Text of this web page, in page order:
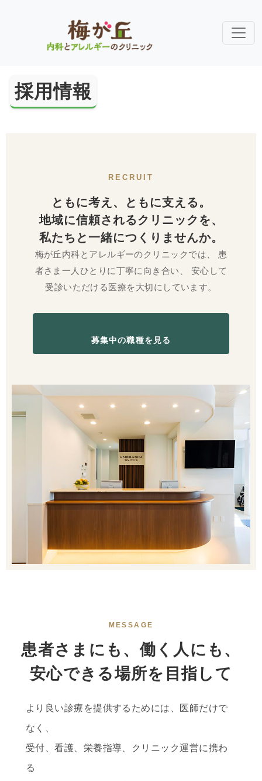
採用情報
RECRUIT
ともに考え、ともに支える。
地域に信頼されるクリニックを、
私たちと一緒につくりませんか。
梅が丘内科とアレルギーのクリニックでは、
患
者さま一人ひとりに丁寧に向き合い、
安心して
受診いただける医療を大切にしています。
募集中の職種を見る
MESSAGE
患者さまにも、働く人にも、
安心できる場所を目指して
より良い診療を提供するためには、医師だけで
なく、
受付、看護、栄養指導、クリニック運営に携わ
る